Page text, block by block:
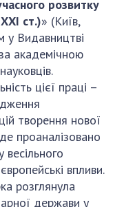
розвитку
ст.)» (Київ,
Видавництві
академічною
цієї праці –
творення нової
проаналізовано
весільного
впливи.
розглянула
держави у